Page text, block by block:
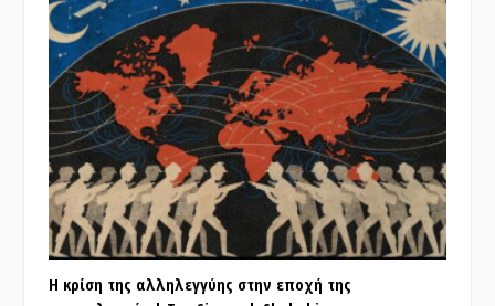
Η κρίση της αλληλεγγύης στην εποχή της